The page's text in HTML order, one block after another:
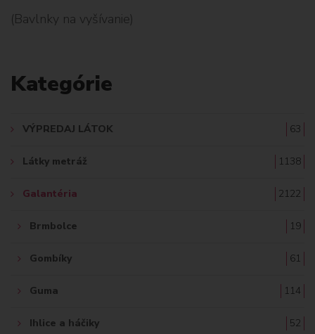
D
(Bavlnky na vyšívanie)
Kategórie
VÝPREDAJ LÁTOK 63
Látky metráž 1138
Galantéria 2122
Brmbolce 19
Gombíky 61
Guma 114
Ihlice a háčiky 52